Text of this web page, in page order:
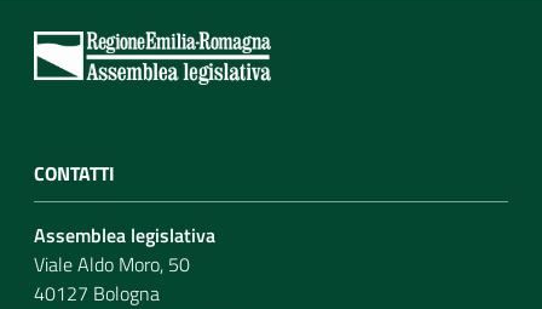
CONTATTI
Assemblea legislativa
Viale Aldo Moro, 50
40127 Bologna